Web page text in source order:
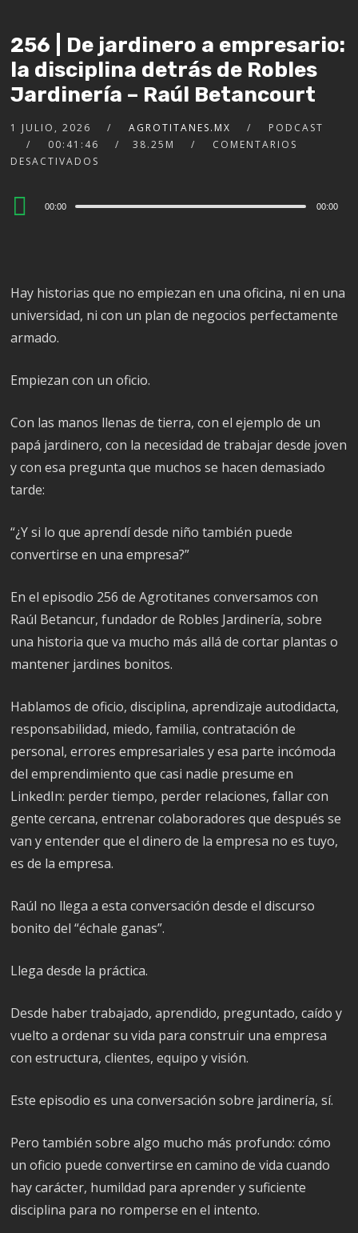
256 | De jardinero a empresario:
la disciplina detrás de Robles
Jardinería – Raúl Betancourt
1 JULIO, 2026 AGROTITANES.MX
PODCAST
00:41:46
38.25M
COMENTARIOS
DESACTIVADOS
Audio
00:00 00:00
Hay historias que no empiezan en una oficina, ni en una
universidad, ni con un plan de negocios perfectamente
armado.
Empiezan con un oficio.
Con las manos llenas de tierra, con el ejemplo de un
papá jardinero, con la necesidad de trabajar desde joven
y con esa pregunta que muchos se hacen demasiado
tarde:
“¿Y si lo que aprendí desde niño también puede
convertirse en una empresa?”
En el episodio 256 de Agrotitanes conversamos con
Raúl Betancur, fundador de Robles Jardinería, sobre
una historia que va mucho más allá de cortar plantas o
mantener jardines bonitos.
Hablamos de oficio, disciplina, aprendizaje autodidacta,
responsabilidad, miedo, familia, contratación de
personal, errores empresariales y esa parte incómoda
del emprendimiento que casi nadie presume en
LinkedIn: perder tiempo, perder relaciones, fallar con
gente cercana, entrenar colaboradores que después se
van y entender que el dinero de la empresa no es tuyo,
es de la empresa.
Raúl no llega a esta conversación desde el discurso
bonito del “échale ganas”.
Llega desde la práctica.
Desde haber trabajado, aprendido, preguntado, caído y
vuelto a ordenar su vida para construir una empresa
con estructura, clientes, equipo y visión.
Este episodio es una conversación sobre jardinería, sí.
Pero también sobre algo mucho más profundo: cómo
un oficio puede convertirse en camino de vida cuando
hay carácter, humildad para aprender y suficiente
disciplina para no romperse en el intento.